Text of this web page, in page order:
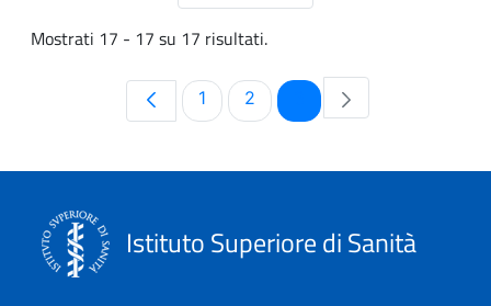
Mostrati 17 - 17 su 17 risultati.
Pagina
1 Pagina
2 Pagina
Istituto Superiore di Sanità